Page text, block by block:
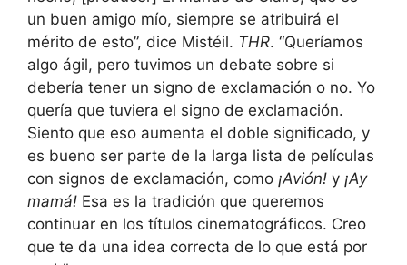
un buen amigo mío, siempre se atribuirá el
mérito de esto”, dice Mistéil. THR. “Queríamos
algo ágil, pero tuvimos un debate sobre si
debería tener un signo de exclamación o no. Yo
quería que tuviera el signo de exclamación.
Siento que eso aumenta el doble significado, y
es bueno ser parte de la larga lista de películas
con signos de exclamación, como ¡Avión! y ¡Ay
mamá! Esa es la tradición que queremos
continuar en los títulos cinematográficos. Creo
que te da una idea correcta de lo que está por